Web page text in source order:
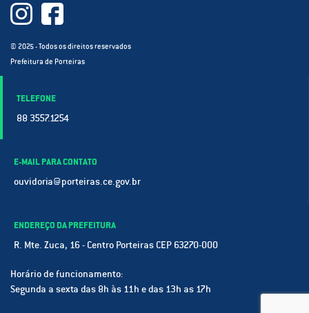
© 2025 - Todos os direitos reservados
Prefeitura de Porteiras
TELEFONE
88 3557.1254
E-MAIL PARA CONTATO
ouvidoria@porteiras.ce.gov.br
ENDEREÇO DA PREFEITURA
R. Mte. Zuca, 16 - Centro Porteiras CEP 63270-000
Horário de funcionamento:
Segunda a sexta das 8h às 11h e das 13h as 17h